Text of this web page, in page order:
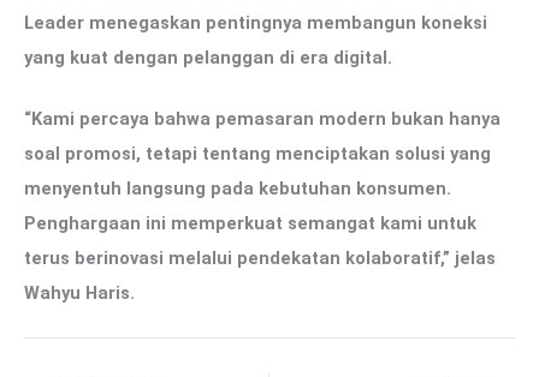
Leader menegaskan pentingnya membangun koneksi
yang kuat dengan pelanggan di era digital.
“Kami percaya bahwa pemasaran modern bukan hanya
soal promosi, tetapi tentang menciptakan solusi yang
menyentuh langsung pada kebutuhan konsumen.
Penghargaan ini memperkuat semangat kami untuk
terus berinovasi melalui pendekatan kolaboratif,” jelas
Wahyu Haris.